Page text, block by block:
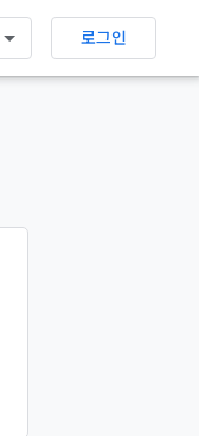
로그인